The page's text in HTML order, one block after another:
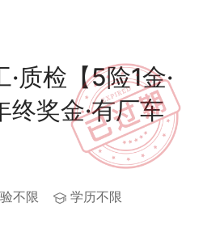
质检【5险1金·
终奖金·有厂车
不限
学历不限